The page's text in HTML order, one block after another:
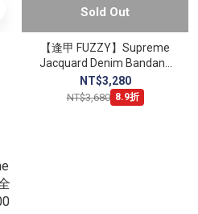
Sold Out
【逢甲 FUZZY】Supreme
Jacquard Denim Bandana
Camp Cap 變形蟲 五分割帽
黑
NT$3,280
NT$3,680 8.9折